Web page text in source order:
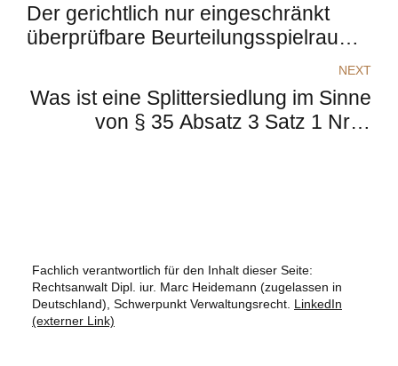
Der gerichtlich nur eingeschränkt
überprüfbare Beurteilungsspielraum
bei der Sicherheitsüberprüfung nach
dem SÜG
NEXT
Was ist eine Splittersiedlung im Sinne
von § 35 Absatz 3 Satz 1 Nr. 7
Fachlich verantwortlich für den Inhalt dieser Seite:
Rechtsanwalt Dipl. iur. Marc Heidemann (zugelassen in
Deutschland), Schwerpunkt Verwaltungsrecht. LinkedIn
(externer Link)